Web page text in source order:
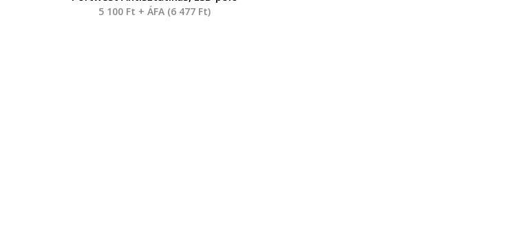
5 100 Ft + ÁFA (6 477 Ft)